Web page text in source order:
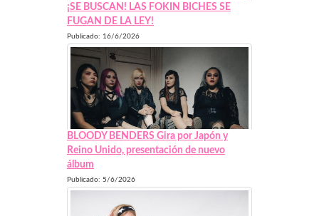
¡SE BUSCAN! LAS FOKIN BICHES SE
FUGAN DE LA LEY!
Publicado: 16/6/2026
BLOODY BENDERS Gira por Japón y
Reino Unido, presentación de nuevo
álbum
Publicado: 5/6/2026